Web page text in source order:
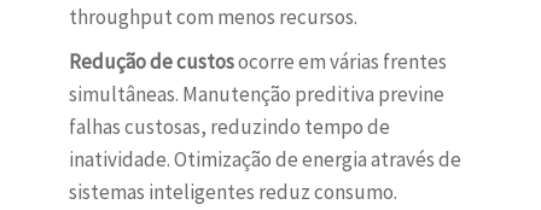
throughput com menos recursos.
Redução de custosocorre em várias frentes
simultâneas. Manutenção preditiva previne
falhas custosas, reduzindo tempo de
inatividade. Otimização de energia através de
sistemas inteligentes reduz consumo.